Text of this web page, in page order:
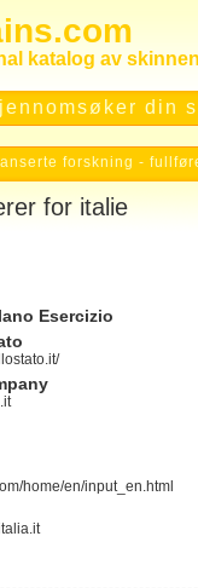
katalog av
din
forskning -
for italie
Esercizio
home/en/input_en.html